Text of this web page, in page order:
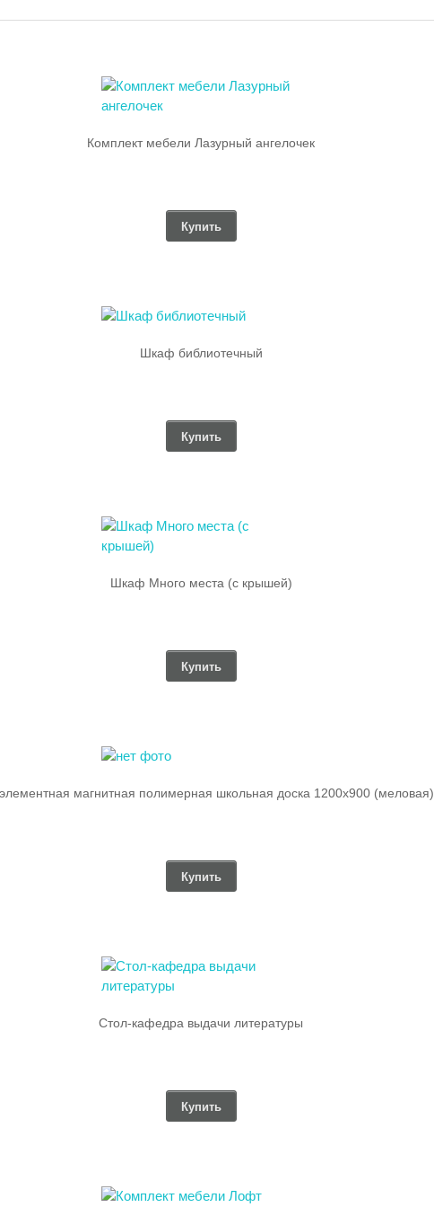
Комплект мебели Лазурный ангелочек
Купить
Шкаф библиотечный
Купить
Шкаф Много места (с крышей)
Купить
магнитная полимерная школьная доска 1200х900 (меловая)
Купить
Стол-кафедра выдачи литературы
Купить